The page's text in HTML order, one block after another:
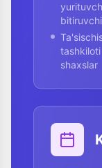
shaxslar